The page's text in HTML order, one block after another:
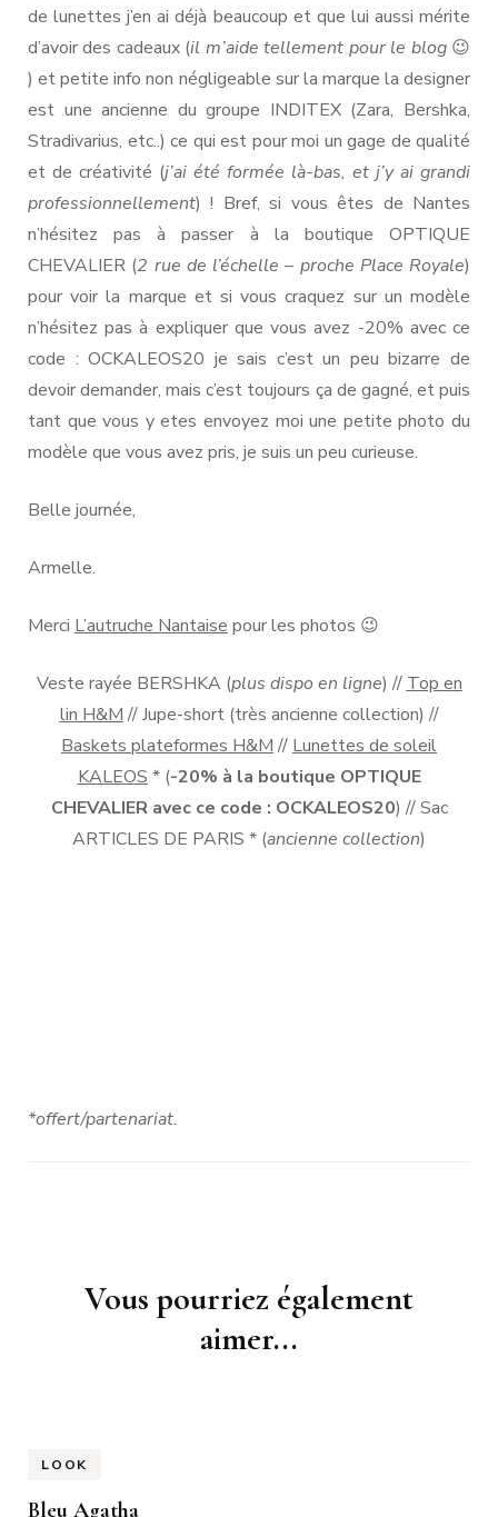
de lunettes j’en ai déjà beaucoup et que lui aussi mérite
d’avoir des cadeaux (il m’aide tellement pour le blog😉
) et petite info non négligeable sur la marque la designer
est une ancienne du groupe INDITEX (Zara, Bershka,
Stradivarius, etc..) ce qui est pour moi un gage de qualité
et de créativité (j’ai été formée là-bas, et j’y ai grandi
professionnellement) ! Bref, si vous êtes de Nantes
n’hésitez pas à passer à la boutique OPTIQUE
CHEVALIER (2 rue de l’échelle – proche Place Royale)
pour voir la marque et si vous craquez sur un modèle
n’hésitez pas à expliquer que vous avez -20% avec ce
code : OCKALEOS20 je sais c’est un peu bizarre de
devoir demander, mais c’est toujours ça de gagné, et puis
tant que vous y etes envoyez moi une petite photo du
modèle que vous avez pris, je suis un peu curieuse.
Belle journée,
Armelle.
Merci L’autruche Nantaise pour les photos 😉
Veste rayée BERSHKA (plus dispo en ligne) // Top en
lin H&M // Jupe-short (très ancienne collection) //
Baskets plateformes H&M // Lunettes de soleil
KALEOS * (-20% à la boutique OPTIQUE
CHEVALIER avec ce code : OCKALEOS20) // Sac
ARTICLES DE PARIS * (ancienne collection)
*offert/partenariat.
Navigation
Vous pourriez également
aimer...
LOOK
Bleu Agatha